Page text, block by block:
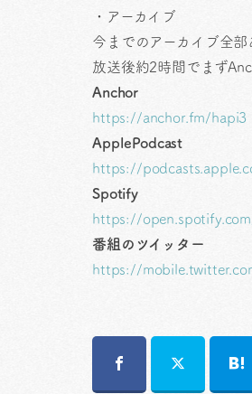
・アーカイブ
今までのアーカイブ全部
放送後約2時間でまず
Anchor
https://anchor.fm/hapi3
ApplePodcast
https://
Spotify
https://
番組のツイッター
https://